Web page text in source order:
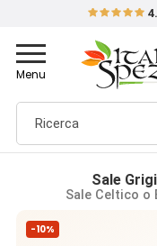
Toggle
navigation
Menu
Sale
Sale Celtico o
-10%